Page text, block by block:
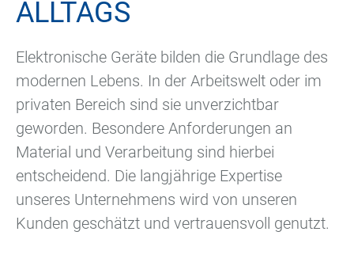
ALLTAGS
Elektronische Geräte bilden die Grundlage des
modernen Lebens. In der Arbeitswelt oder im
privaten Bereich sind sie unverzichtbar
geworden. Besondere Anforderungen an
Material und Verarbeitung sind hierbei
entscheidend. Die langjährige Expertise
unseres Unternehmens wird von unseren
Kunden geschätzt und vertrauensvoll genutzt.